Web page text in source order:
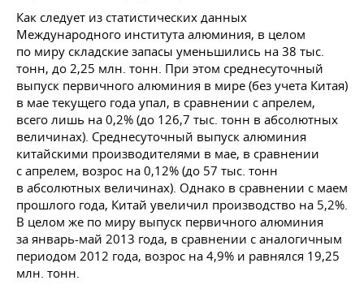
Как следует из статистических данных
Международного института алюминия, в целом
по миру складские запасы уменьшились на 38 тыс.
тонн, до 2,25 млн. тонн. При этом среднесуточный
выпуск первичного алюминия в мире (без учета Китая)
в мае текущего года упал, в сравнении с апрелем,
всего лишь на 0,2% (до 126,7 тыс. тонн в абсолютных
величинах). Среднесуточный выпуск алюминия
китайскими производителями в мае, в сравнении
с апрелем, возрос на 0,12% (до 57 тыс. тонн
в абсолютных величинах). Однако в сравнении с маем
прошлого года, Китай увеличил производство на 5,2%.
В целом же по миру выпуск первичного алюминия
за январь-май 2013 года, в сравнении с аналогичным
периодом 2012 года, возрос на 4,9% и равнялся 19,25
млн. тонн.